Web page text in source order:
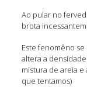
Ao pular no
brota
Este fenomêno se
altera a
mistura de areia e
que tentamos)